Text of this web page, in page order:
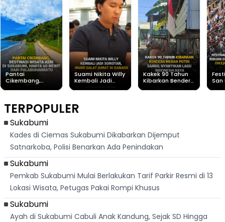
Pantai
Cikembang,
Dari
Palabuhanratu
Suami Nikita Willy
Kembali Jadi
Kakek 90 Tahun
Kibarkan Bendera
San
TERPOPULER
Sukabumi
Kades di Ciemas Sukabumi Dikabarkan Dijemput
Satnarkoba, Polisi Benarkan Ada Penindakan
Sukabumi
Pemkab Sukabumi Mulai Berlakukan Tarif Parkir Resmi di 13
Lokasi Wisata, Petugas Pakai Rompi Khusus
Sukabumi
Ayah di Sukabumi Cabuli Anak Kandung, Sejak SD Hingga